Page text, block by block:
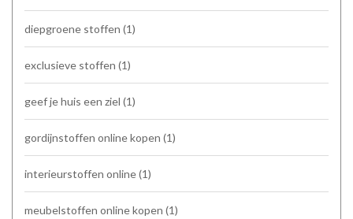
diepgroene stoffen (1)
exclusieve stoffen (1)
geef je huis een ziel (1)
gordijnstoffen online kopen (1)
interieurstoffen online(1)
meubelstoffen online kopen (1)